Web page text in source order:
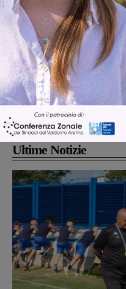
Articolo precedente
Furti in una sala giochi e di una bici
in centro, i Carabinieri denunciano i
responsabili
Ultime Notizie